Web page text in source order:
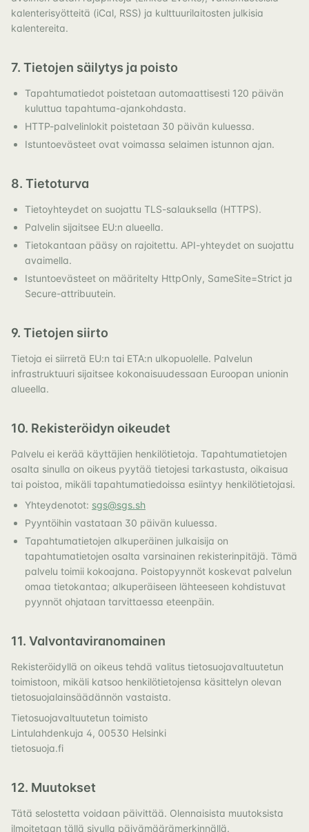
kalenterisyötteitä (iCal, RSS) ja kulttuurilaitosten julkisia
kalentereita.
7. Tietojen säilytys ja poisto
Tapahtumatiedot poistetaan automaattisesti 120 päivän
kuluttua tapahtuma-ajankohdasta.
HTTP-palvelinlokit poistetaan 30 päivän kuluessa.
Istuntoevästeet ovat voimassa selaimen istunnon ajan.
8. Tietoturva
Tietoyhteydet on suojattu TLS-salauksella (HTTPS).
Palvelin sijaitsee EU:n alueella.
Tietokantaan pääsy on rajoitettu. API-yhteydet on suojattu
avaimella.
Istuntoevästeet on määritelty HttpOnly, SameSite=Strict ja
Secure-attribuutein.
9. Tietojen siirto
Tietoja ei siirretä EU:n tai ETA:n ulkopuolelle. Palvelun
infrastruktuuri sijaitsee kokonaisuudessaan Euroopan unionin
alueella.
10. Rekisteröidyn oikeudet
Palvelu ei kerää käyttäjien henkilötietoja. Tapahtumatietojen
osalta sinulla on oikeus pyytää tietojesi tarkastusta, oikaisua
tai poistoa, mikäli tapahtumatiedoissa esiintyy henkilötietojasi.
Yhteydenotot: sgs@sgs.sh
Pyyntöihin vastataan 30 päivän kuluessa.
Tapahtumatietojen alkuperäinen julkaisija on
tapahtumatietojen osalta varsinainen rekisterinpitäjä. Tämä
palvelu toimii kokoajana. Poistopyynnöt koskevat palvelun
omaa tietokantaa; alkuperäiseen lähteeseen kohdistuvat
pyynnöt ohjataan tarvittaessa eteenpäin.
11. Valvontaviranomainen
Rekisteröidyllä on oikeus tehdä valitus tietosuojavaltuutetun
toimistoon, mikäli katsoo henkilötietojensa käsittelyn olevan
tietosuojalainsäädännön vastaista.
Tietosuojavaltuutetun toimisto
Lintulahdenkuja 4, 00530 Helsinki
tietosuoja.fi
12. Muutokset
Tätä selostetta voidaan päivittää. Olennaisista muutoksista
ilmoitetaan tällä sivulla päivämäärämerkinnällä.